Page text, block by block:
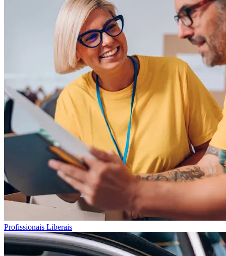
Profissionais Liberais